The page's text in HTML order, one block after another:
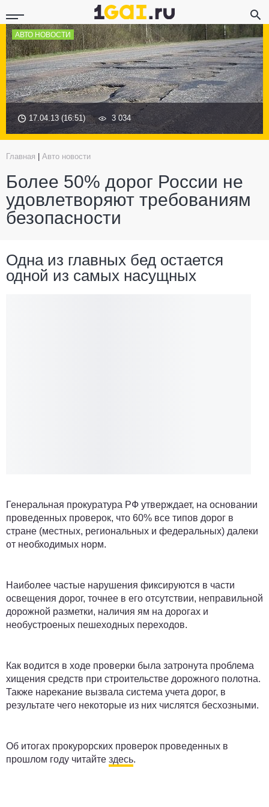
АВТО НОВОСТИ
17.04.13 (16:51) 3 034
Главная Авто новости
Более 50% дорог России не
удовлетворяют требованиям
безопасности
Одна из главных бед остается
одной из самых насущных
Генеральная прокуратура РФ утверждает, на основании
проведенных проверок, что 60% все типов дорог в
стране (местных, региональных и федеральных) далеки
от необходимых норм.
Наиболее частые нарушения фиксируются в части
освещения дорог, точнее в его отсутствии, неправильной
дорожной разметки, наличия ям на дорогах и
необустроеных пешеходных переходов.
Как водится в ходе проверки была затронута проблема
хищения средств при строительстве дорожного полотна.
Также нарекание вызвала система учета дорог, в
результате чего некоторые из них числятся бесхозными.
Об итогах прокурорских проверок проведенных в
прошлом году читайте здесь.